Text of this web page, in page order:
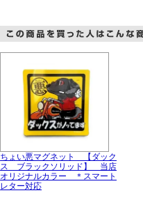
ちょい悪マグネット 【ダック
ス ブラックソリッド】 当店
オリジナルカラー ＊スマート
レター対応